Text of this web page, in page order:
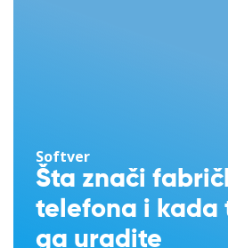
Softver
Šta znači
telefona i kada
ga uradite